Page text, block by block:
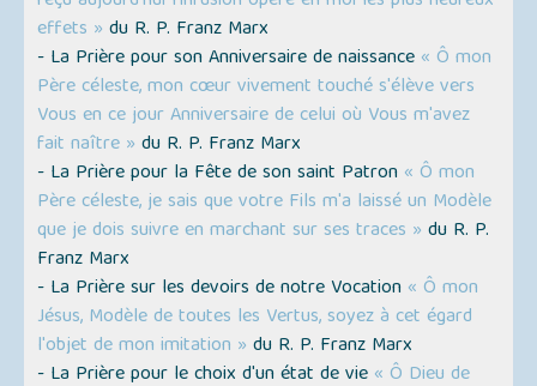
effets » du R. P. Franz Marx
- La Prière pour son Anniversaire de naissance « Ô mon
Père céleste, mon cœur vivement touché s'élève vers
Vous en ce jour Anniversaire de celui où Vous m'avez
fait naître » du R. P. Franz Marx
- La Prière pour la Fête de son saint Patron « Ô mon
Père céleste, je sais que votre Fils m'a laissé un Modèle
que je dois suivre en marchant sur ses traces » du R. P.
Franz Marx
- La Prière sur les devoirs de notre Vocation « Ô mon
Jésus, Modèle de toutes les Vertus, soyez à cet égard
l'objet de mon imitation » du R. P. Franz Marx
- La Prière pour le choix d'un état de vie « Ô Dieu de